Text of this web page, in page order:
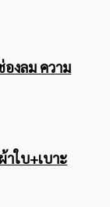
องลม ความ
าใบ+เบาะ